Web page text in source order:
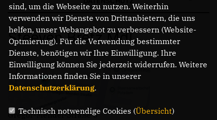
Steeven Bretz MdL
Gregor-Mendel-Straße 3
sind, um die Webseite zu nutzen. Weiterhin
verwenden wir Dienste von Drittanbietern, die uns
helfen, unser Webangebot zu verbessern (Website-
Optmierung). Für die Verwendung bestimmter
Dienste, benötigen wir Ihre Einwilligung. Ihre
Einwilligung können Sie jederzeit widerrufen. Weitere
Informationen finden Sie in unserer
Datenschutzerklärung.
Technisch notwendige Cookies (Übersicht)